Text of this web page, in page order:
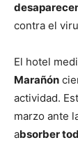
contra el
El hotel
Marañón
actividad.
marzo ante
absorber